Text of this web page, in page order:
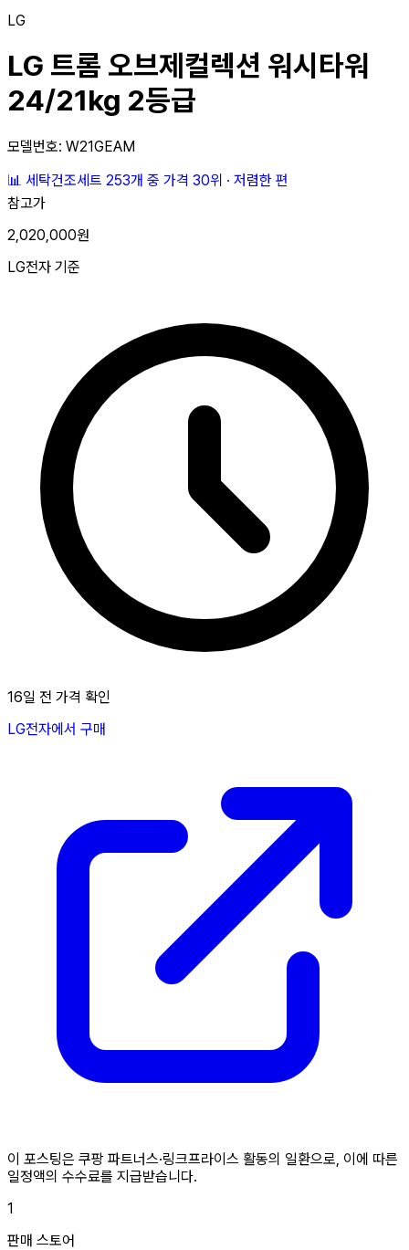
LG
LG 트롬 오브제컬렉션 워시타워
24/21kg 2등급
모델번호: W21GEAM
📊 세탁건조세트 253개 중 가격 30위 · 저렴한 편
참고가
2,020,000원
LG전자 기준
16일 전 가격 확인
LG전자에서 구매
이 포스팅은 쿠팡 파트너스·링크프라이스 활동의 일환으로, 이에 따른
일정액의 수수료를 지급받습니다.
1
판매 스토어